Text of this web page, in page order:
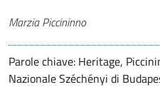
Autori
Marzia Piccininno
Parole chiave: Heritage,
Nazionale Széchényi di